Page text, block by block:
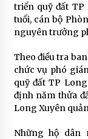
triển quỹ đất TP
tuổi, cán bộ
nguyên trưởng
Theo điều tra
chức vụ phó
quỹ đất TP
định năm thửa
Long Xuyên
Những hộ dân